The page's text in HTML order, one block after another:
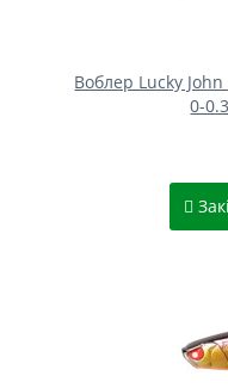
Воблер Lucky
0-